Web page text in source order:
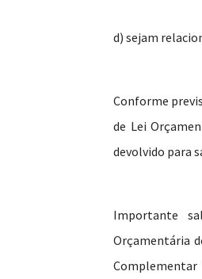
d) sejam
Conforme
de Lei
devolvido para
Importante
Orçamentária
Complementar